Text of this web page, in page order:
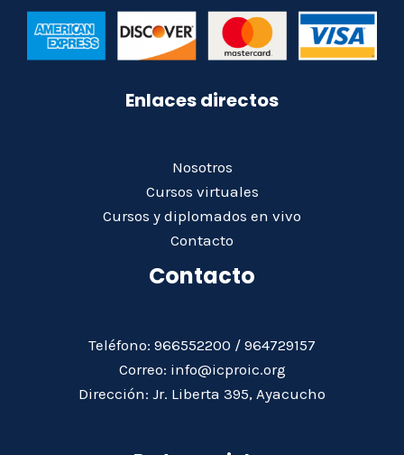
Enlaces directos
Nosotros
Cursos virtuales
Cursos y diplomados en vivo
Contacto
Contacto
Teléfono: 966552200 / 964729157
Correo: info@icproic.org
Dirección: Jr. Liberta 395, Ayacucho